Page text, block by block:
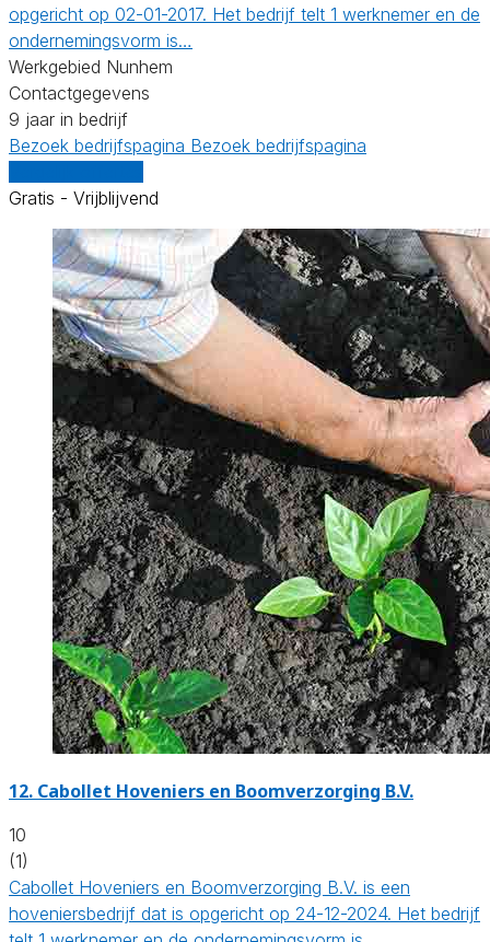
opgericht op 02-01-2017. Het bedrijf telt 1 werknemer en de
ondernemingsvorm is…
Werkgebied Nunhem
Contactgegevens
9 jaar in bedrijf
Bezoek bedrijfspagina Bezoek bedrijfspagina
Gratis - Vrijblijvend
12. Cabollet Hoveniers en Boomverzorging B.V.
10
(1)
Cabollet Hoveniers en Boomverzorging B.V. is een
hoveniersbedrijf dat is opgericht op 24-12-2024. Het bedrijf